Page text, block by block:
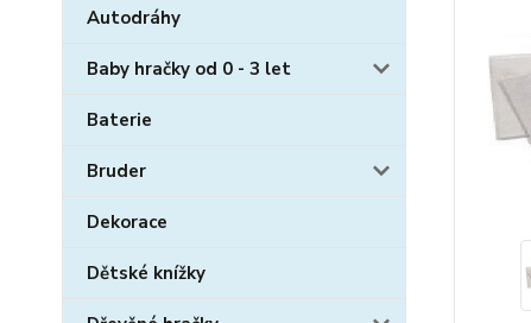
Autodráhy
Baby hračky od 0 - 3 let
Baterie
Bruder
Dekorace
Dětské knížky